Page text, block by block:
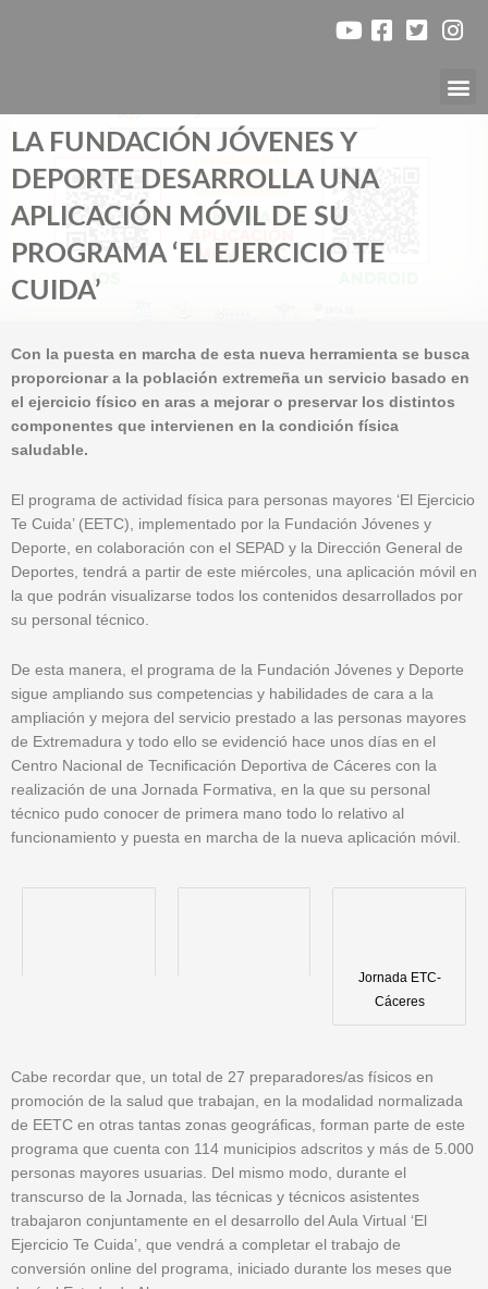
LA FUNDACIÓN JÓVENES Y
DEPORTE DESARROLLA UNA
APLICACIÓN MÓVIL DE SU
PROGRAMA ‘EL EJERCICIO TE
CUIDA’
Con la puesta en marcha de esta nueva herramienta se busca
proporcionar a la población extremeña un servicio basado en
el ejercicio físico en aras a mejorar o preservar los distintos
componentes que intervienen en la condición física
saludable.
El programa de actividad física para personas mayores ‘El Ejercicio
Te Cuida’ (EETC), implementado por la Fundación Jóvenes y
Deporte, en colaboración con el SEPAD y la Dirección General de
Deportes, tendrá a partir de este miércoles, una aplicación móvil en
la que podrán visualizarse todos los contenidos desarrollados por
su personal técnico.
De esta manera, el programa de la Fundación Jóvenes y Deporte
sigue ampliando sus competencias y habilidades de cara a la
ampliación y mejora del servicio prestado a las personas mayores
de Extremadura y todo ello se evidenció hace unos días en el
Centro Nacional de Tecnificación Deportiva de Cáceres con la
realización de una Jornada Formativa, en la que su personal
técnico pudo conocer de primera mano todo lo relativo al
funcionamiento y puesta en marcha de la nueva aplicación móvil.
Jornada ETC-
Cáceres
Cabe recordar que, un total de 27 preparadores/as físicos en
promoción de la salud que trabajan, en la modalidad normalizada
de EETC en otras tantas zonas geográficas, forman parte de este
programa que cuenta con 114 municipios adscritos y más de 5.000
personas mayores usuarias. Del mismo modo, durante el
transcurso de la Jornada, las técnicas y técnicos asistentes
trabajaron conjuntamente en el desarrollo del Aula Virtual ‘El
Ejercicio Te Cuida’, que vendrá a completar el trabajo de
conversión online del programa, iniciado durante los meses que